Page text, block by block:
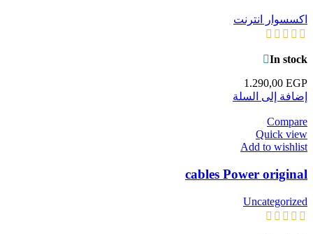
اكسسوار انترنت
In stock
1.290,00 EGP
إضافة إلى السلة
Compare
Quick view
Add to wishlist
cables Power original
Uncategorized